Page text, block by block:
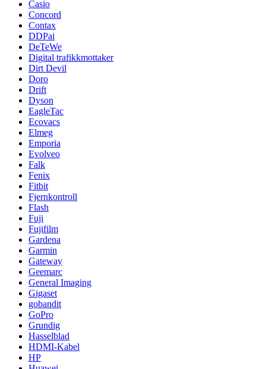
Casio
Concord
Contax
DDPai
DeTeWe
Digital trafikkmottaker
Dirt Devil
Doro
Drift
Dyson
EagleTac
Ecovacs
Elmeg
Emporia
Evolveo
Falk
Fenix
Fitbit
Fjernkontroll
Flash
Fuji
Fujifilm
Gardena
Garmin
Gateway
Geemarc
General Imaging
Gigaset
gobandit
GoPro
Grundig
Hasselblad
HDMI-Kabel
HP